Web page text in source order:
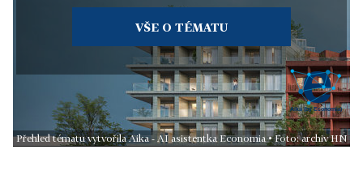
VŠE O TÉMATU
Přehled tématu vytvořila Aika - AI asistentka Economia • Foto: archiv HN